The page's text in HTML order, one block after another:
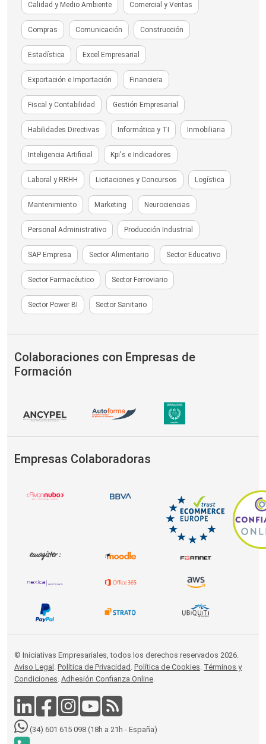
Calidad y Medio Ambiente Comercial y Ventas
Compras Comunicación Construcción
Estadística Excel Empresarial
Exportación e Importación Financiera
Fiscal y Contabilidad Gestión Empresarial
Habilidades Directivas Informática y TI Inmobiliaria
Inteligencia Artificial Kpi's e Indicadores
Laboral y RRHH Licitaciones y Concursos Logística
Mantenimiento Marketing Neurociencias
Personal Administrativo Producción Industrial
SAP Empresa Sector Alimentario Sector Educativo
Sector Farmacéutico Sector Ferroviario
Sector Power BI Sector Sanitario
Colaboraciones con Empresas de
Formación
Empresas Colaboradoras
© Iniciativas Empresariales, todos los derechos reservados 2026.
Aviso Legal . Política de Privacidad . Política de Cookies. Términos y
Condiciones. Adhesión Confianza Online.
(34) 601 615 098 (18h a 21h - España)